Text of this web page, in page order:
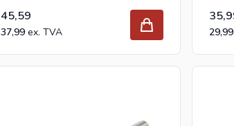
45,59
37,99 29,99